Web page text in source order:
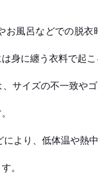
お風呂などでの脱
身に纏う衣料で起
サイズの不一致や
。